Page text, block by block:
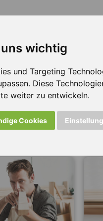
wichtig
und Targeting
Diese
weiter zu entwickeln.
Cookiesnicht
dabei: